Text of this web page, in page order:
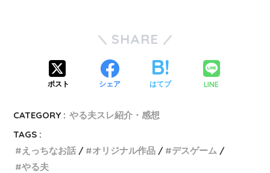
SHARE
ポスト シェア はてブ LINE
CATEGORY : やる夫スレ紹介・感想
TAGS :
えっちなお話
オリジナル作品
デスゲーム
やる夫